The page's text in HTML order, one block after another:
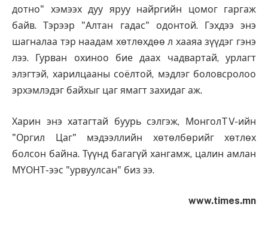
дотно" хэмээх дуу яруу найргийн цомог гаргаж
байв. Тэрээр "Алтан гадас" одонтой. Гэхдээ энэ
шагналаа тэр наадам хөтлөхдөө л хааяа зүүдэг гэнэ
лээ. Гурван охиноо бие даах чадвартай, урлагт
элэгтэй, харилцааны соёлтой, мэдлэг боловсролоо
эрхэмлэдэг байхыг цаг ямагт захидаг аж.
Харин энэ хатагтай буурь сэлгэж, МонголTV-ийн
"Оргил Цаг" мэдээллийн хөтөлбөрийг хөтлөх
болсон байна. Түүнд багагүй хангамж, цалин амлан
МҮОНТ-ээс "урвуулсан" биз ээ.
www.times.mn